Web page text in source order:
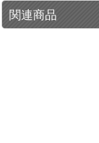
関連商品